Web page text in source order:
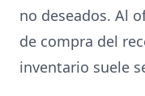
no deseados. Al
de compra del
inventario suele